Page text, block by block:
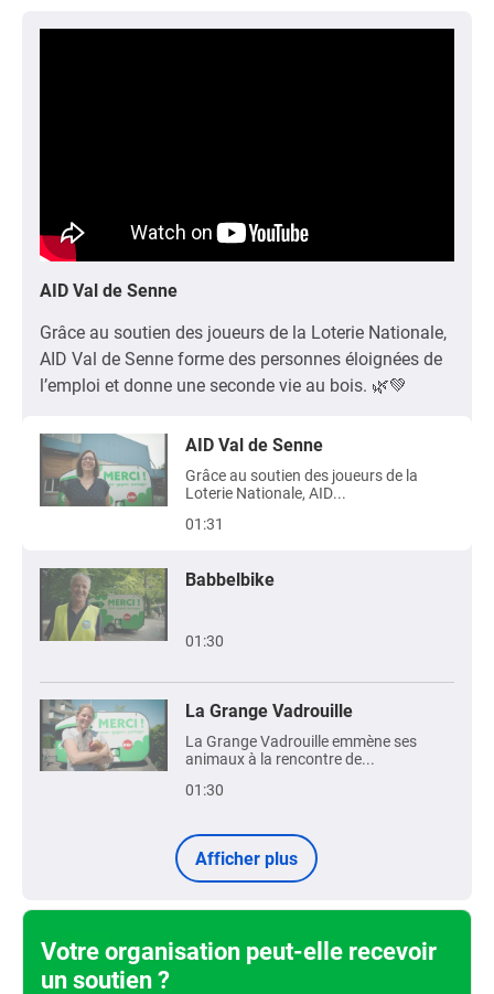
AID Val de Senne
Grâce au soutien des joueurs de la Loterie Nationale,
AID Val de Senne forme des personnes éloignées de
l’emploi et donne une seconde vie au bois. 🌿💚
AID Val de Senne
Grâce au soutien des joueurs de la
Loterie Nationale, AID...
01:31
Babbelbike
01:30
La Grange Vadrouille
La Grange Vadrouille emmène ses
animaux à la rencontre de...
01:30
Afficher plus
Votre organisation peut-elle recevoir
un soutien ?